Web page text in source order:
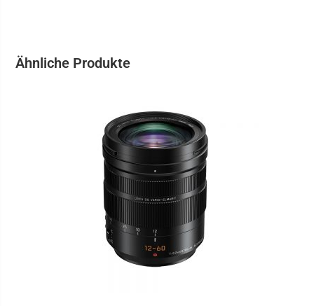
Ähnliche Produkte